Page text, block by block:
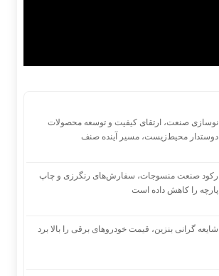
نوسازی صنعت، ارتقای کیفیت و توسعه محصولات
دوستدار محیط‌زیست، مسیر آینده صنف
رکود صنعت منسوجات، سفارش‌های رنگرزی و چاپ
پارچه را کاهش داده است
شایعه گرانی بنزین، قیمت خودروهای برقی را بالا برد